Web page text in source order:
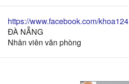
https://www.facebook.com/khoa124
ĐÀ NẴNG
Nhân viên văn phòng